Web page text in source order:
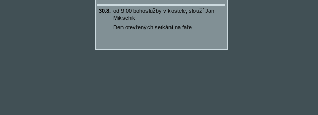
30.8. od 9:00 bohoslužby v kostele, slouží Jan
Mikschik
Den otevřených setkání na faře